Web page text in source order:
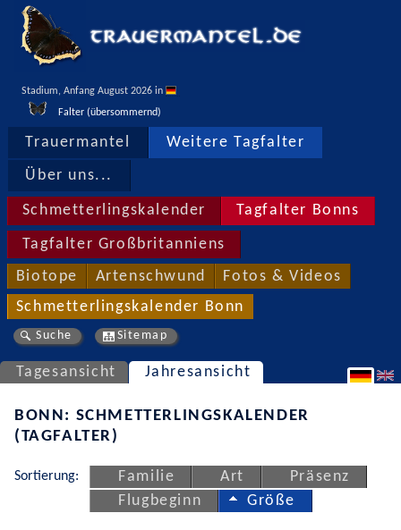
Stadium, Anfang August 2026 in
Falter (übersommernd)
Trauermantel Weitere Tagfalter
Über uns...
Schmetterlingskalender Tagfalter Bonns
Tagfalter Großbritanniens
Biotope Artenschwund Fotos & Videos
Schmetterlingskalender Bonn
Suche Sitemap
Tagesansicht Jahresansicht
BONN: SCHMETTERLINGSKALENDER
(TAGFALTER)
Sortierung: Familie Art
Präsenz
Flugbeginn
Größe